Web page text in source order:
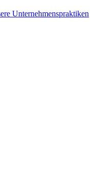
Unternehmenspraktiken